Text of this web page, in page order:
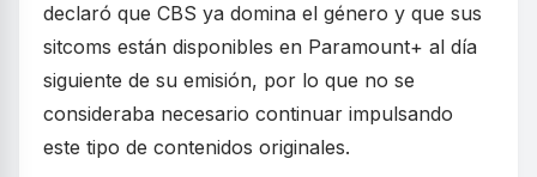
declaró que CBS ya domina el género y que sus
sitcoms están disponibles en Paramount+ al día
siguiente de su emisión, por lo que no se
consideraba necesario continuar impulsando
este tipo de contenidos originales.